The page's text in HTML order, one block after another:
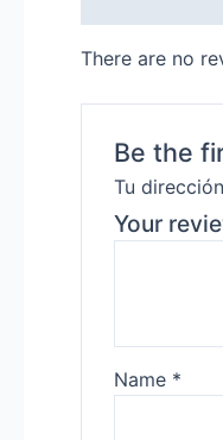
There are no
Be the
Tu
Your
Name *